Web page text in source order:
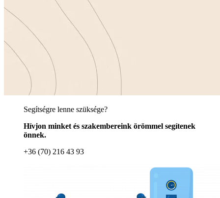
Segítségre lenne szüksége?
Hívjon minket és szakembereink örömmel segítenek
önnek.
+36 (70) 216 43 93